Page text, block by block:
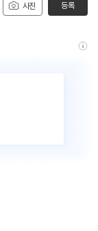
사진 등록